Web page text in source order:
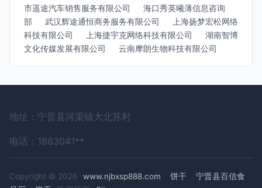
市遥途汽车销售服务有限公司
海口秀英曦薄信息咨询
部
武汉辉途通恒商务服务有限公司
上海扬梦宏松网络
科技有限公司
上海捷宇克网络科技有限公司
湖南智博
文化传媒发展有限公司
云南摩朗生物科技有限公司
地址：宁晋县河渠镇大北苏村
电话：1883041**
Copyright © 2026 www.njbxsp888.com 饼干
宁晋县百信食